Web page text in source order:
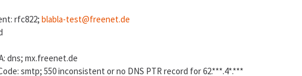
rfc822; blabla-test@freenet.de
dns; mx.freenet.de
smtp; 550 inconsistent or no DNS PTR record for 62.***.4*.***